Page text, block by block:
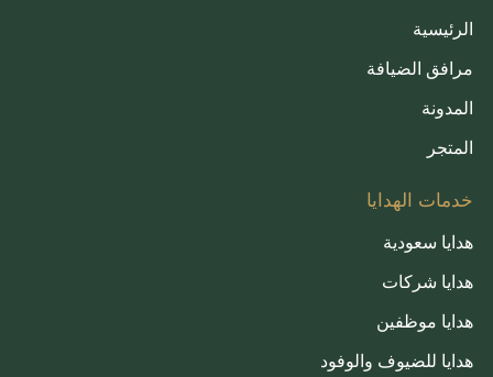
الرئيسية
مرافق الضيافة
المدونة
المتجر
خدمات الهدايا
هدايا سعودية
هدايا شركات
هدايا موظفين
هدايا للضيوف والوفود
French